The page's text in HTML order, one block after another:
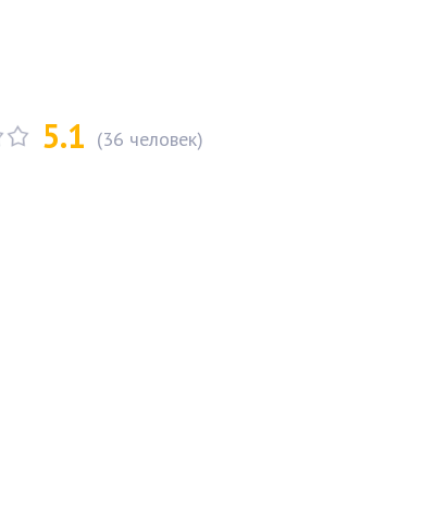
5.1 (36 человек)